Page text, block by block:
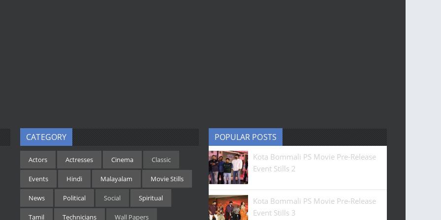
CATEGORY
Actors Actresses Cinema Classic
Events Hindi Malayalam Movie Stills
News Political Social Spiritual
Tamil Technicians Wall Papers
POPULAR POSTS
Kota Bommali PS Movie Pre-Release
Event Stills 2
Kota Bommali PS Movie Pre-Release
Event Stills 3